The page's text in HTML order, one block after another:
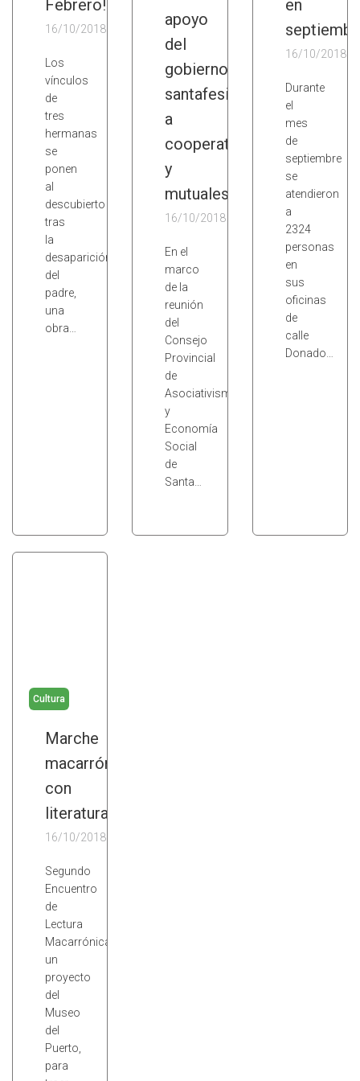
Febrero!
16/10/2018
Los
vínculos
de
tres
hermanas
se
ponen
al
descubierto
tras
la
desaparición
del
padre,
una
obra…
apoyo
del
gobierno
santafesino
a
cooperativas
y
mutuales
16/10/2018
En el
marco
de la
reunión
del
Consejo
Provincial
de
Asociativismo
y
Economía
Social
de
Santa…
en
16/10/2018
Durante
el
mes
de
septiembre
se
atendieron
a
2324
personas
en
sus
oficinas
de
calle
Donado…
Cultura
Marche
macarrón
con
literatura
16/10/2018
Segundo
Encuentro
de
Lectura
Macarrónica,
un
proyecto
del
Museo
del
Puerto,
para